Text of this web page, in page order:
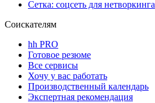
Сетка: соцсеть для нетворкинга
Соискателям
hh PRO
Готовое резюме
Все сервисы
Хочу у вас работать
Производственный календарь
Экспертная рекомендация